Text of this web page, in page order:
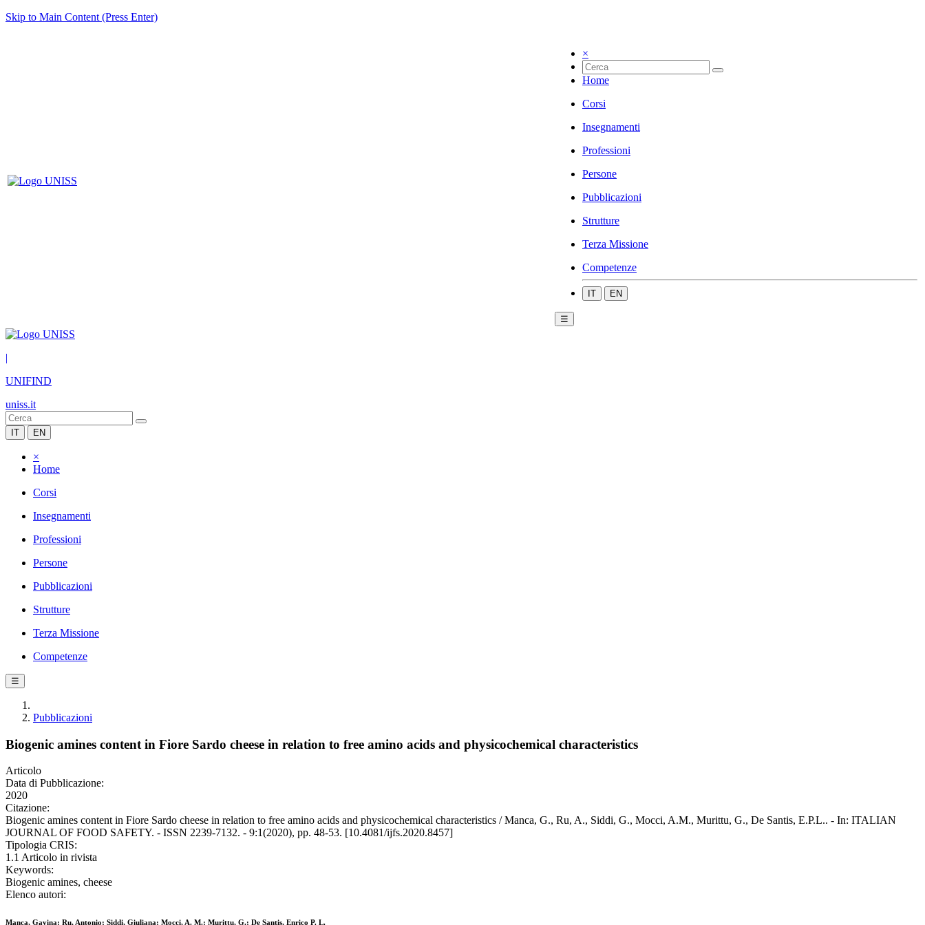
Skip to Main Content (Press Enter)
×
Home
Corsi
Insegnamenti
Professioni
Persone
Pubblicazioni
Strutture
Terza Missione
Competenze
IT EN
☰
|
UNIFIND
uniss.it
IT EN
×
Home
Corsi
Insegnamenti
Professioni
Persone
Pubblicazioni
Strutture
Terza Missione
Competenze
☰
Pubblicazioni
Biogenic amines content in Fiore Sardo cheese in relation to free amino acids and physicochemical characteristics
Articolo
Data di Pubblicazione:
2020
Citazione:
Biogenic amines content in Fiore Sardo cheese in relation to free amino acids and physicochemical characteristics / Manca, G., Ru, A., Siddi, G., Mocci, A.M., Murittu, G., De Santis, E.P.L.. - In: ITALIAN
JOURNAL OF FOOD SAFETY. - ISSN 2239-7132. - 9:1(2020), pp. 48-53. [10.4081/ijfs.2020.8457]
Tipologia CRIS:
1.1 Articolo in rivista
Keywords:
Biogenic amines, cheese
Elenco autori:
Manca, Gavina; Ru, Antonio; Siddi, Giuliana; Mocci, A. M.; Murittu, G.; De Santis, Enrico P. L.